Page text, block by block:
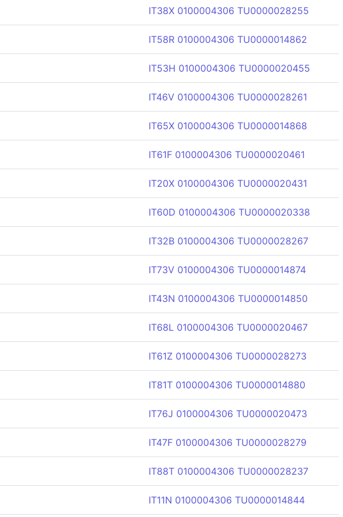
IT38X 0100004306 TU0000028255
IT58R 0100004306 TU0000014862
IT53H 0100004306 TU0000020455
IT46V 0100004306 TU0000028261
IT65X 0100004306 TU0000014868
IT61F 0100004306 TU0000020461
IT20X 0100004306 TU0000020431
IT60D 0100004306 TU0000020338
IT32B 0100004306 TU0000028267
IT73V 0100004306 TU0000014874
IT43N 0100004306 TU0000014850
IT68L 0100004306 TU0000020467
IT61Z 0100004306 TU0000028273
IT81T 0100004306 TU0000014880
IT76J 0100004306 TU0000020473
IT47F 0100004306 TU0000028279
IT88T 0100004306 TU0000028237
IT11N 0100004306 TU0000014844